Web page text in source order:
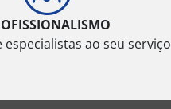
especialistas ao seu serviço